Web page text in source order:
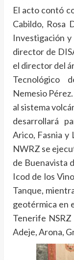
El acto contó
Cabildo, Rosa
Investigación
director de
el director del
Tecnológico
Nemesio
al sistema
desarrollará
Arico, Fasnia y
NWRZ se
de Buenavista
Icod de los
Tanque,
geotérmica en
Tenerife
Adeje, Arona,